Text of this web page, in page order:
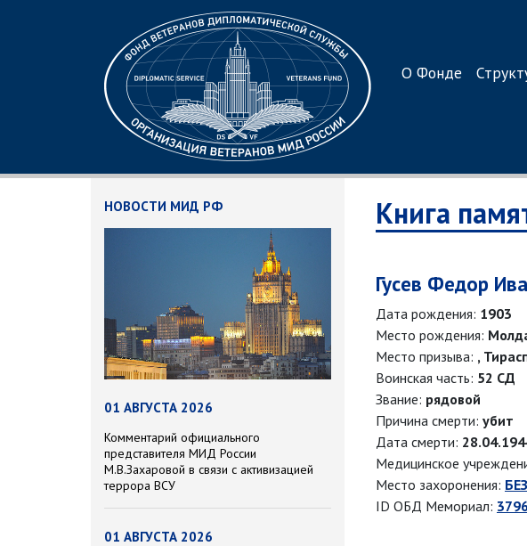
О Фонде
НОВОСТИ МИД РФ
01 АВГУСТА 2026
Комментарий официального
представителя МИД России
М.В.Захаровой в связи с активизацией
террора ВСУ
01 АВГУСТА 2026
Книга
Гусев Федор
Дата рождения: 1903
Место рождения:
Место призыва: ,
Воинская часть: 52 СД
Звание: рядовой
Причина смерти: убит
Дата смерти:
Медицинское
Место захоронения:
ID ОБД Мемориал: